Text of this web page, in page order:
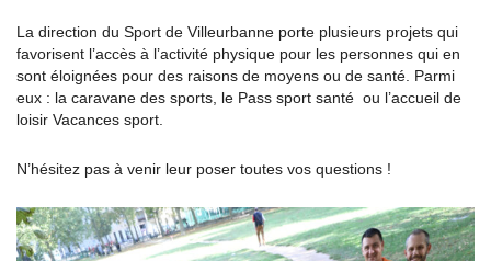
La direction du Sport de Villeurbanne porte plusieurs projets qui
favorisent l’accès à l’activité physique pour les personnes qui en
sont éloignées pour des raisons de moyens ou de santé. Parmi
eux : la caravane des sports, le Pass sport santé ou l’accueil de
loisir Vacances sport.
N’hésitez pas à venir leur poser toutes vos questions !